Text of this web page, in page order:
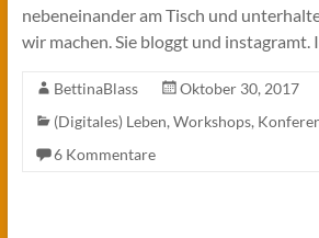
nebeneinander am Tisch und
wir machen. Sie bloggt und instagramt.
BettinaBlass
Oktober 30, 2017
(Digitales) Leben, Workshops,
6 Kommentare